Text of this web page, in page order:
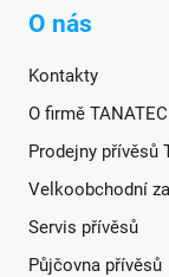
O nás
Kontakty
O firmě
Prodejny přívěsů
Velkoobchodní
Servis přívěsů
Půjčovna přívěsů